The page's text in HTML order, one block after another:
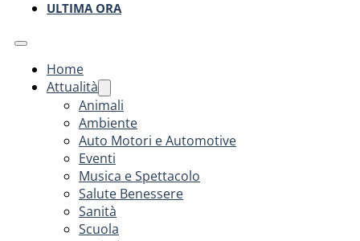
ULTIMA ORA
Home
Attualità
Animali
Ambiente
Auto Motori e Automotive
Eventi
Musica e Spettacolo
Salute Benessere
Sanità
Scuola